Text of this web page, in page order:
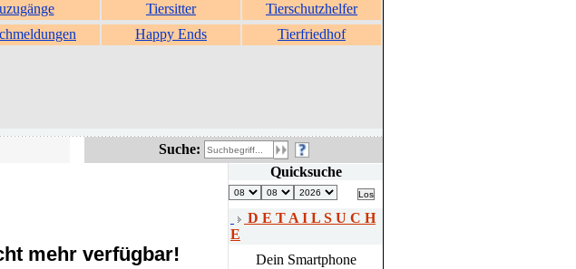
Tiersitter
Tierschutzhelfer
Happy Ends Tierfriedhof
Suche:
mehr verfügbar!
Quicksuche
D E T A I L S U C H
E
Dein Smartphone